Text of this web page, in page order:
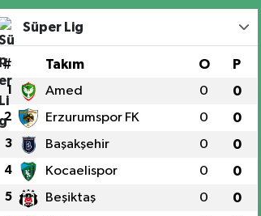
Süper Lig
# Takım O P
1 Amed 0 0
2 Erzurumspor FK 0 0
3 Başakşehir 0 0
4 Kocaelispor 0 0
5 Beşiktaş 0 0